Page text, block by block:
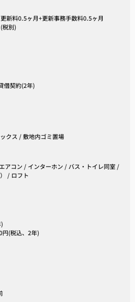
更新料0.5ヶ月+更新事務手数料0.5ヶ月
(税別)
借契約(2年)
クス / 敷地内ゴミ置場
アコン / インターホン / バス・トイレ同室 /
/ ロフト
(税込、2年)